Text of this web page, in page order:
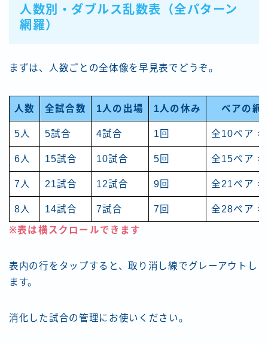
人数別・ダブルス乱数表（全パターン
網羅）
まずは、人数ごとの全体像を早見表でどうぞ。
人数 全試合数 1人の出場 1人の休み ペアの網
5人 5試合 4試合 1回 全10ペア ×
6人 15試合 10試合 5回 全15ペア ×
7人 21試合 12試合 9回 全21ペア ×
8人 14試合 7試合 7回 全28ペア ×
※表は横スクロールできます
表内の行をタップすると、取り消し線でグレーアウトし
ます。
消化した試合の管理にお使いください。